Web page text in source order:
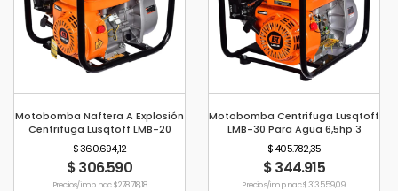
Motobomba Naftera A Explosión
Centrifuga Lüsqtoff LMB-20
5.5hp
$ 360.694,12
$ 306.590
Precio s/imp. nac. $ 278.718,18
Motobomba Centrifuga Lusqtoff
LMB-30 Para Agua 6,5hp 3
Pulgadas Riego
$ 405.782,35
$ 344.915
Precio s/imp. nac. $ 313.559,09